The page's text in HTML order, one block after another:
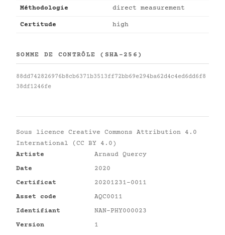
Méthodologie direct measurement
Certitude high
SOMME DE CONTRÔLE (SHA-256)
88dd742826976b8cb6371b3513ff72bb69e294ba62d4c4ed6dd6f8
38df1246fe
Sous licence Creative Commons Attribution 4.0
International (CC BY 4.0)
Artiste
Arnaud Quercy
Date
2020
Certificat
20201231-0011
Asset code
AQC0011
Identifiant
NAN-PHY000023
Version
1